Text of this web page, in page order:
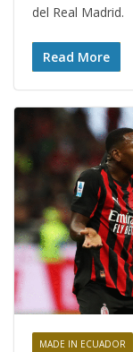
del Real Madrid.
Read More
MADE IN ECUADOR